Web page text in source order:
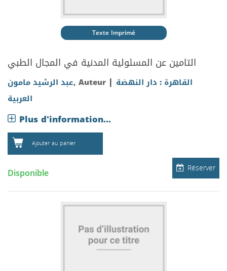
Texte Imprimé
التامين عن المسئولية المدنية في المجال الطبي
عبد الرشيد مامون, Auteur | القاهرة : دار النهضة
العربية
Plus d'information...
Ajouter au panier
Réserver
Disponible